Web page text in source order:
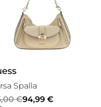
Spalla
€94,99 €